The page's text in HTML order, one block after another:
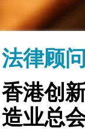
法律顾
香港
造业总